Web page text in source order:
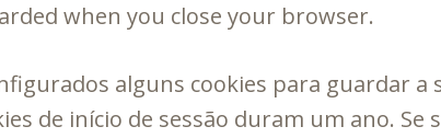
when you close your browser.
alguns cookies para guardar a
de início de sessão duram um ano.